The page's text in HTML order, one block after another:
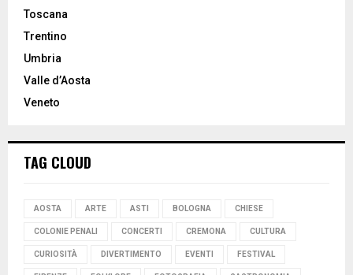
Toscana
Trentino
Umbria
Valle d’Aosta
Veneto
TAG CLOUD
AOSTA ARTE ASTI BOLOGNA CHIESE
COLONIE PENALI CONCERTI CREMONA CULTURA
CURIOSITÀ DIVERTIMENTO EVENTI FESTIVAL